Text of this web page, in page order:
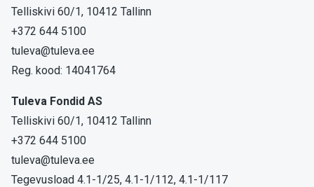
Telliskivi 60/1, 10412 Tallinn
+372 644 5100
tuleva@tuleva.ee
Reg. kood: 14041764
Tuleva Fondid AS
Telliskivi 60/1, 10412 Tallinn
+372 644 5100
tuleva@tuleva.ee
Tegevusload 4.1-1/25, 4.1-1/112, 4.1-1/117